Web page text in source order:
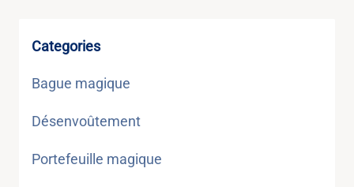
Categories
Bague magique
Désenvoûtement
Portefeuille magique